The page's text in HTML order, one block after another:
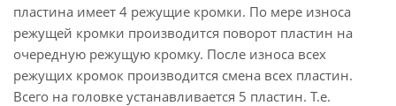
пластина имеет 4 режущие кромки. По мере износа
режущей кромки производится поворот пластин на
очередную режущую кромку. После износа всех
режущих кромок производится смена всех пластин.
Всего на головке устанавливается 5 пластин. Т.е.